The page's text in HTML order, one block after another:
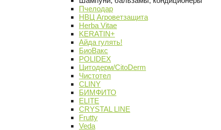
Пчелодар
НВЦ Агроветзащита
Herba Vitae
KERATIN+
Айда гулять!
БиоВакс
POLIDEX
Цитодерм/CitoDerm
Чистотел
CLINY
БИМФИТО
ELITE
CRYSTAL LINE
Frutty
Veda